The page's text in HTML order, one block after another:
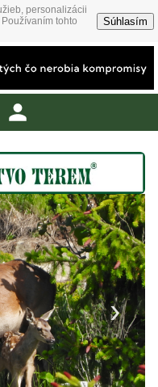
personalizácii
tohto
Súhlasím
›